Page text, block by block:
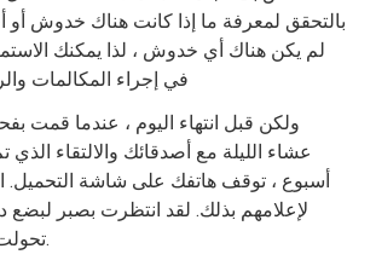
بالتحقق لمعرفة ما إذا كانت هناك خدوش
لم يكن هناك أي خدوش ، لذا يمكنك
في إجراء المكالمات
ولكن قبل انتهاء اليوم ، عندما قمت
عشاء الليلة مع أصدقائك والالتقاء
أسبوع ، توقف هاتفك على شاشة التحميل.
لإعلامهم بذلك. لقد انتظرت بصبر لبضع
تحولت إلى اللون الأبيض.